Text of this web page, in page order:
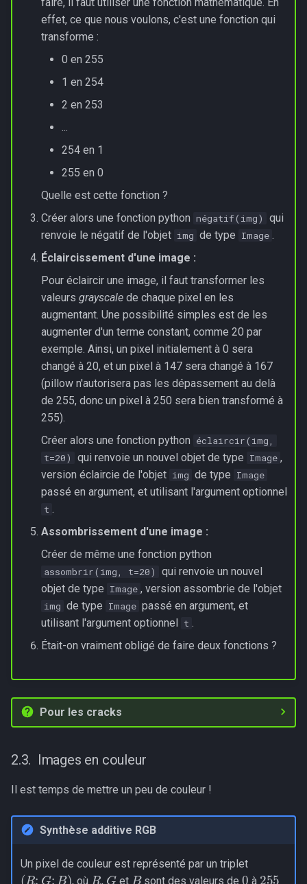
effet, ce que nous voulons, c'est une fonction qui
transforme :
0 en 255
1 en 254
2 en 253
...
254 en 1
255 en 0
Quelle est cette fonction ?
Créer alors une fonction python négatif(img)
qui
renvoie le négatif de l'objet img de type Image .
Éclaircissement d'une image :
Pour éclaircir une image, il faut transformer les
valeurs grayscalede chaque pixel en les
augmentant. Une possibilité simples est de les
augmenter d'un terme constant, comme 20 par
exemple. Ainsi, un pixel initialement à 0 sera
changé à 20, et un pixel à 147 sera changé à 167
(pillow n'autorisera pas les dépassement au delà
de 255, donc un pixel à 250 sera bien transformé à
255).
Créer alors une fonction python éclaircir(img,
t=20)
qui renvoie un nouvel objet de type Image ,
version éclaircie de l'objet img de type Image
passé en argument, et utilisant l'argument optionnel
t .
Assombrissement d'une image :
Créer de même une fonction python
assombrir(img, t=20)
qui renvoie un nouvel
objet de type Image , version assombrie de l'objet
img de type Image passé en argument, et
utilisant l'argument optionnel
t .
Était-on vraiment obligé de faire deux fonctions ?
Pour les cracks
Images en couleur
Il est temps de mettre un peu de couleur !
Synthèse additive RGB
Un pixel de couleur est représenté par un triplet
(R;G;B)
, où
R
,
G
et
B
sont des valeurs de
0
à
255